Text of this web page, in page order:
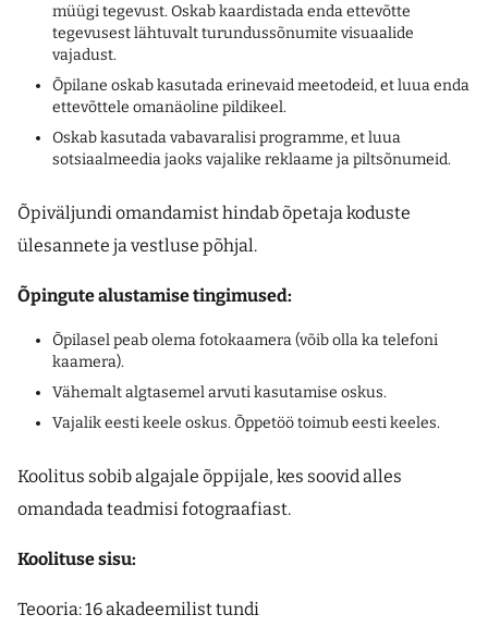
müügi tegevust. Oskab kaardistada enda ettevõtte
tegevusest lähtuvalt turundussõnumite visuaalide
vajadust.
Õpilane oskab kasutada erinevaid meetodeid, et luua enda
ettevõttele omanäoline pildikeel.
Oskab kasutada vabavaralisi programme, et luua
sotsiaalmeedia jaoks vajalike reklaame ja piltsõnumeid.
Õpiväljundi omandamist hindab õpetaja koduste
ülesannete ja vestluse põhjal.
Õpingute alustamise tingimused:
Õpilasel peab olema fotokaamera (võib olla ka telefoni
kaamera).
Vähemalt algtasemel arvuti kasutamise oskus.
Vajalik eesti keele oskus. Õppetöö toimub eesti keeles.
Koolitus sobib algajale õppijale, kes soovid alles
omandada teadmisi fotograafiast.
Koolituse sisu:
Teooria: 16 akadeemilist tundi